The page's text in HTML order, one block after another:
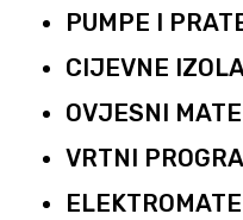
PUMPE I
CIJEVNE
OVJESNI
VRTNI